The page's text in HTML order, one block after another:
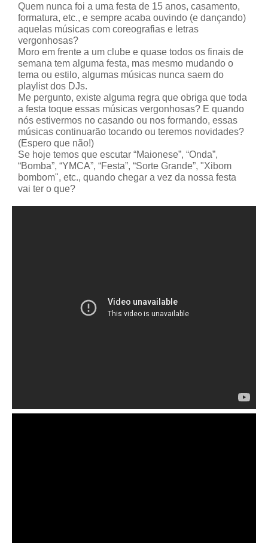
Quem nunca foi a uma festa de 15 anos, casamento,
formatura, etc., e sempre acaba ouvindo (e dançando)
aquelas músicas com coreografias e letras
vergonhosas?
Moro em frente a um clube e quase todos os finais de
semana tem alguma festa, mas mesmo mudando o
tema ou estilo, algumas músicas nunca saem do
playlist dos DJs.
Me pergunto, existe alguma regra que obriga que toda
a festa toque essas músicas vergonhosas? E quando
nós estivermos no casando ou nos formando, essas
músicas continuarão tocando ou teremos novidades?
(Espero que não!)
Se hoje temos que escutar “Maionese”, “Onda”,
“Bomba”, “YMCA”, “Festa”, “Sorte Grande”, "Xibom
bombom", etc., quando chegar a vez da nossa festa
vai ter o que?